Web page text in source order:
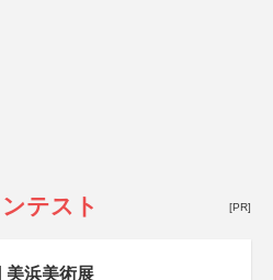
テスト [PR]
美浜美術展